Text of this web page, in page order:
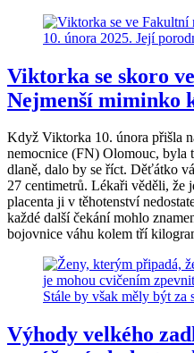
Viktorka se skoro
Nejmenší miminko
Když Viktorka 10. února přišla
nemocnice (FN) Olomouc, byla
dlaně, dalo by se říct. Děťátko
27 centimetrů. Lékaři věděli, že
placenta ji v těhotenství
každé další čekání mohlo
bojovnice váhu kolem tří
Výhody velkého